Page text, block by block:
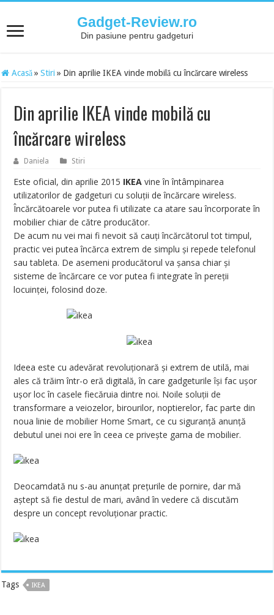
Gadget-Review.ro
Din pasiune pentru gadgeturi
Acasă » Stiri » Din aprilie IKEA vinde mobilă cu încărcare wireless
Din aprilie IKEA vinde mobilă cu
încărcare wireless
Daniela Stiri
Este oficial, din aprilie 2015 IKEA vine în întâmpinarea
utilizatorilor de gadgeturi cu soluții de încărcare wireless.
Încărcătoarele vor putea fi utilizate ca atare sau încorporate în
mobilier chiar de către producător.
De acum nu vei mai fi nevoit să cauți încărcătorul tot timpul,
practic vei putea încărca extrem de simplu și repede telefonul
sau tableta. De asemeni producătorul va șansa chiar și
sisteme de încărcare ce vor putea fi integrate în pereții
locuinței, folosind doze.
Ideea este cu adevărat revoluționară și extrem de utilă, mai
ales că trăim într-o eră digitală, în care gadgeturile își fac ușor
ușor loc în casele fiecăruia dintre noi. Noile soluții de
transformare a veiozelor, birourilor, noptierelor, fac parte din
noua linie de mobilier Home Smart, ce cu siguranță anunță
debutul unei noi ere în ceea ce privește gama de mobilier.
Deocamdată nu s-au anunțat prețurile de pornire, dar mă
aștept să fie destul de mari, având în vedere că discutăm
despre un concept revoluționar practic.
Tags IKEA